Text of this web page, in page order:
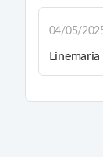
04/05/